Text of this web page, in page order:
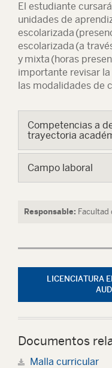
El estudiante
unidades de
escolarizada
escolarizada (a
y mixta (horas
importante revisar
las modalidades de
Competencias a
trayectoria
Campo laboral
Responsable: Facultad
LICENCIATURA
Documentos
Malla curricular